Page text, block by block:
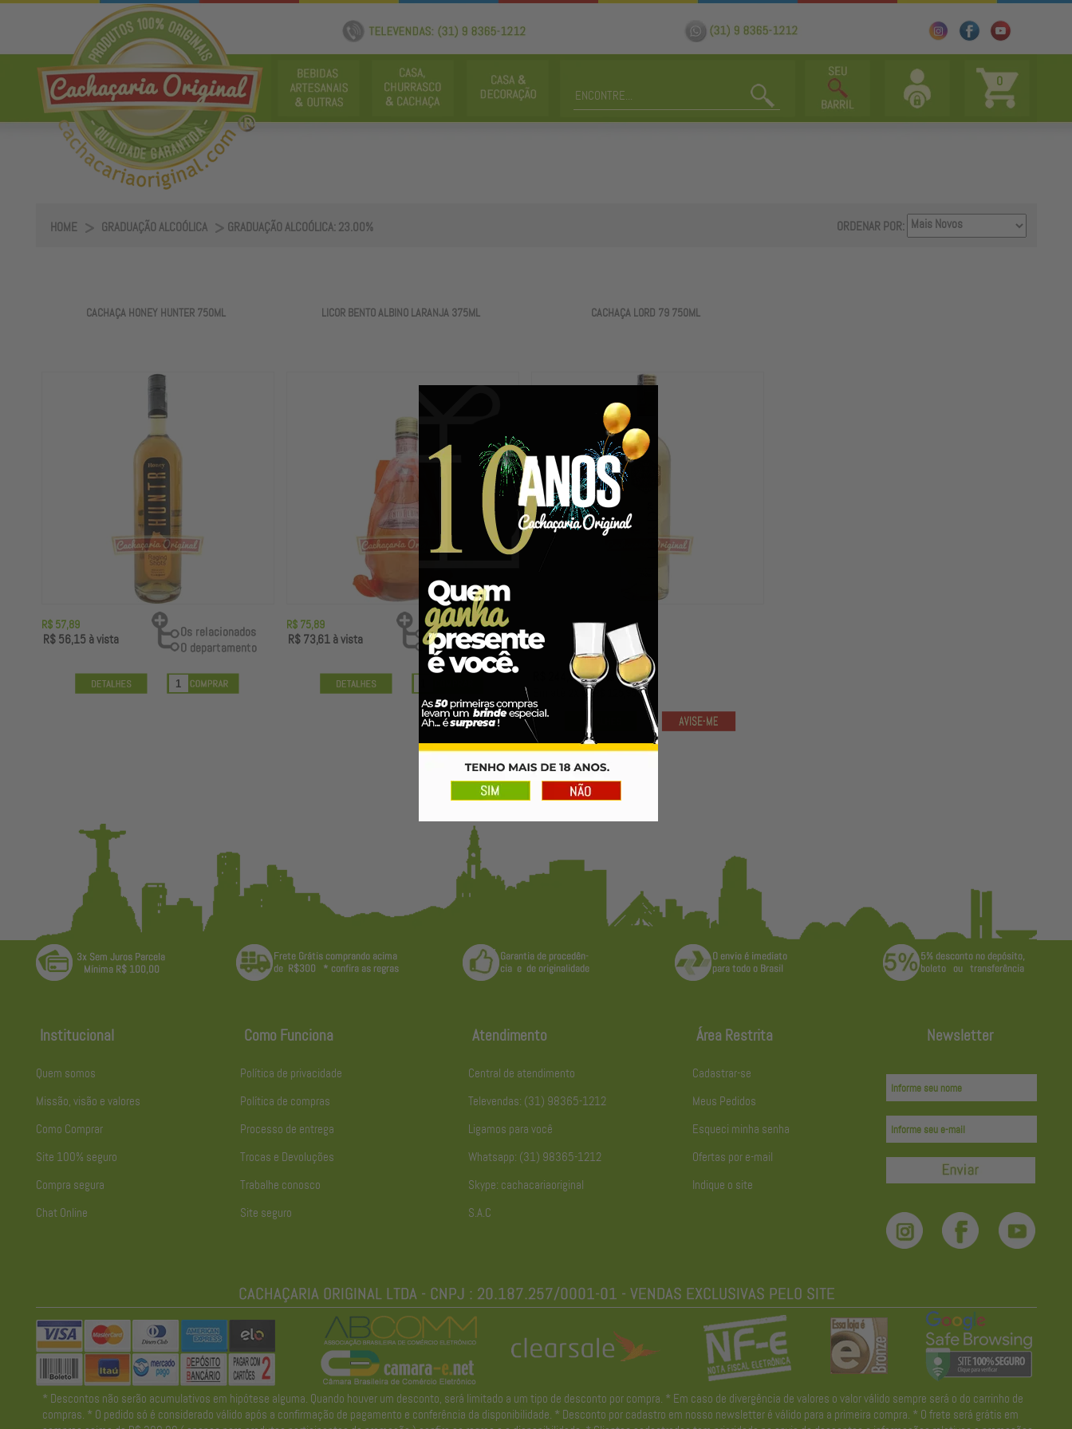
0
HOME GRADUAÇÃO ALCOÓLICA GRADUAÇÃO ALCOÓLICA: 23.00% ORDENAR POR:
CACHAÇA HONEY HUNTER 750ML
R$ 57,89
R$ 56,15 à vista
LICOR BENTO ALBINO LARANJA 375ML
R$ 75,89
R$ 73,61à vista
CACHAÇA LORD 79 750ML
R$ 244,33à vista
deR$ 125,95
Institucional
Quem somos
Missão, visão e valores
Como Comprar
Site 100% seguro
Compra segura
Chat Online
Como Funciona
Política de privacidade
Política de compras
Processo de entrega
Trocas e Devoluções
Trabalhe conosco
Site seguro
Atendimento
Central de atendimento
Televendas: (31) 98365-1212
Ligamos para você
Whatsapp: (31) 98365-1212
Skype: cachacariaoriginal
S.A.C
Área Restrita
Cadastrar-se
Meus Pedidos
Esqueci minha senha
Ofertas por e-mail
Indique o site
Newsletter
* Descontos não serão acumulativos em hipótese alguma. Quando houver um desconto, será limitado a um tipo de desconto por compra. * Em caso de divergência de valores o valor válido sempre será o do carrinho de
compras. * O pedido só é considerado válido após a confirmação de pagamento e conferência da disponibilidade. * Desconto por cadastro em nosso newsletter é válido para a primeira compra. * O frete será grátis em